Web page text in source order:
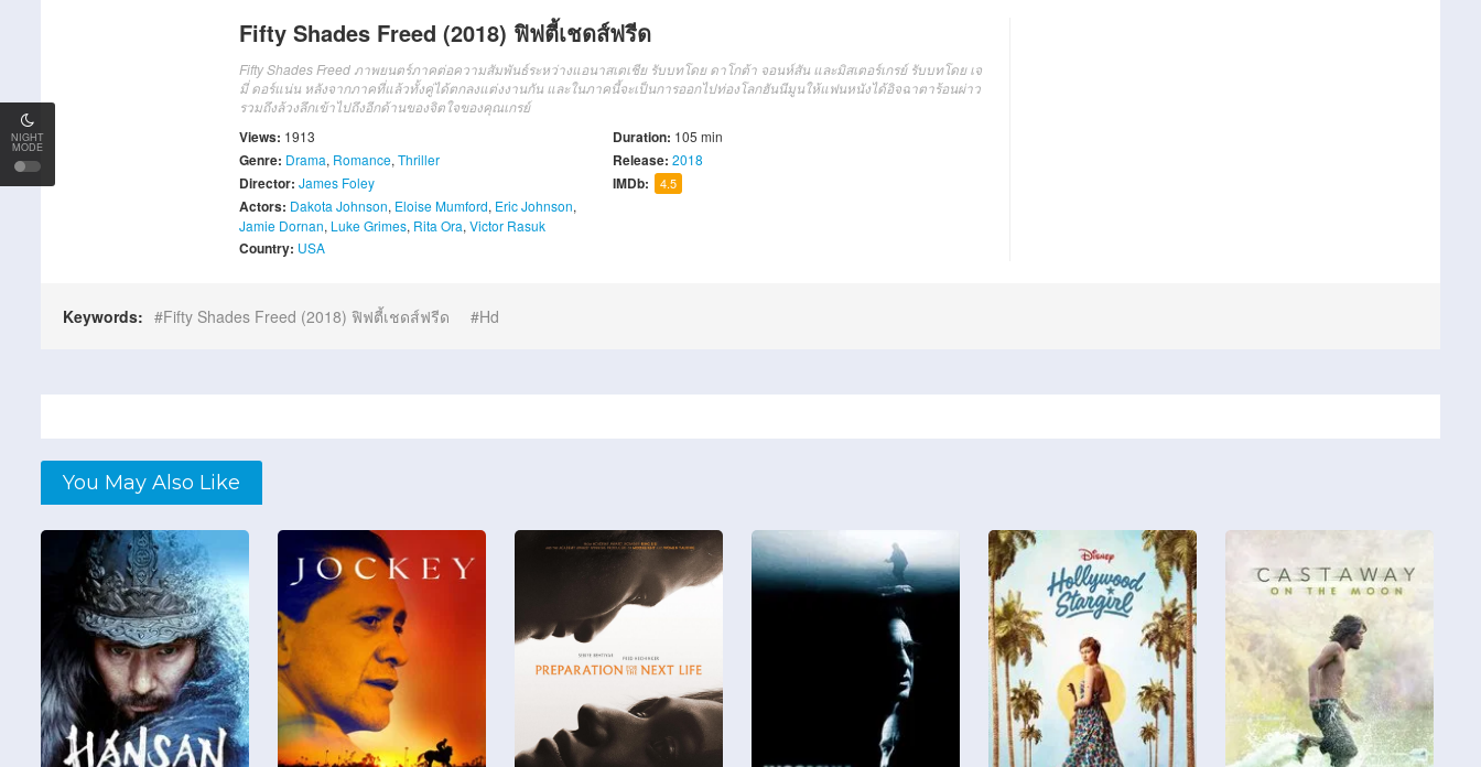
NIGHT
MODE
Fifty Shades Freed (2018) ฟิฟตี้เชดส์ฟรีด
Fifty Shades Freed ภาพยนตร์ภาคต่อความสัมพันธ์ระหว่างแอนาสเตเชีย รับบทโดย ดาโกต้า จอนห์สัน และมิสเตอร์เกรย์ รับบทโดย เจ
มี่ ดอร์แน่น หลังจากภาคที่แล้วทั้งคู่ได้ตกลงแต่งงานกัน และในภาคนี้จะเป็นการออกไปท่องโลกฮันนีมูนให้แฟนหนังได้อิจฉาตาร้อนผ่าว
รวมถึงล้วงลึกเข้าไปถึงอีกด้านของจิตใจของคุณเกรย์
Views: 1913
Genre: Drama, Romance, Thriller
Director: James Foley
Actors: Dakota Johnson, Eloise Mumford, Eric Johnson,
Jamie Dornan, Luke Grimes, Rita Ora, Victor Rasuk
Country: USA
Duration: 105 min
Release:2018
IMDb: 4.5
Keywords: Fifty Shades Freed (2018) ฟิฟตี้เชดส์ฟรีด Hd
You May Also Like